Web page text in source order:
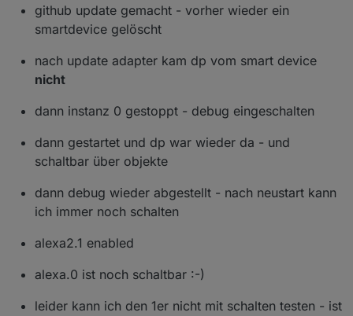
github update gemacht - vorher wieder ein
smartdevice gelöscht
nach update adapter kam dp vom smart device
nicht
dann instanz 0 gestoppt - debug eingeschalten
dann gestartet und dp war wieder da - und
schaltbar über objekte
dann debug wieder abgestellt - nach neustart kann
ich immer noch schalten
alexa2.1 enabled
alexa.0 ist noch schaltbar :-)
leider kann ich den 1er nicht mit schalten testen - ist